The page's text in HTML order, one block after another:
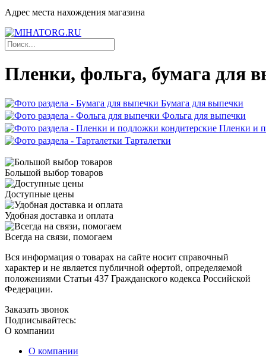
Адрес места нахождения магазина
Пленки, фольга, бумага для
Бумага для выпечки
Фольга для выпечки
Пленки и
Тарталетки
Большой выбор товаров
Доступные цены
Удобная доставка и оплата
Всегда на связи, помогаем
Вся информация о товарах на сайте носит справочный
характер и не является публичной офертой, определяемой
положениями Статьи 437 Гражданского кодекса Российской
Федерации.
Заказать звонок
Подписывайтесь:
О компании
О компании